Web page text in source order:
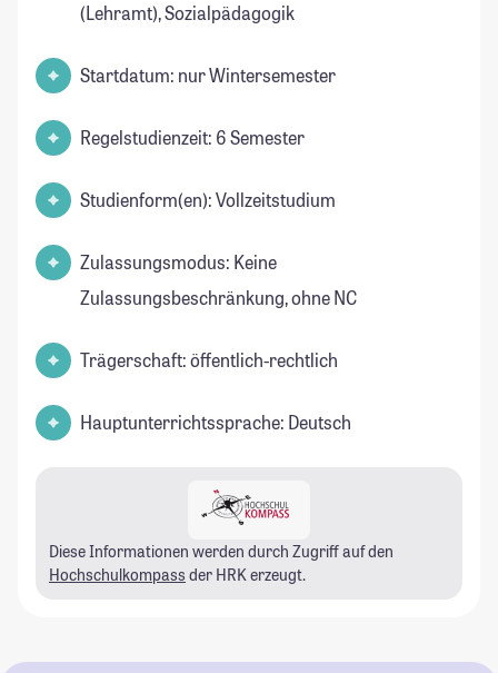
(Lehramt), Sozialpädagogik
Startdatum: nur Wintersemester
Regelstudienzeit: 6 Semester
Studienform(en): Vollzeitstudium
Zulassungsmodus: Keine
Zulassungsbeschränkung, ohne NC
Trägerschaft: öffentlich-rechtlich
Hauptunterrichtssprache: Deutsch
Diese Informationen werden durch Zugriff auf den
Hochschulkompass der HRK erzeugt.